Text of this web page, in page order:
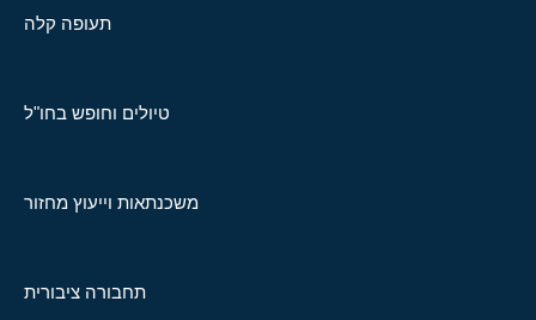
תעופה קלה
טיולים וחופש בחו"ל
משכנתאות וייעוץ מחזור
תחבורה ציבורית